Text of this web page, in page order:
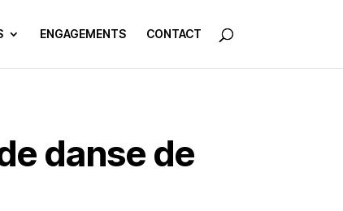
ENGAGEMENTS CONTACT
danse de